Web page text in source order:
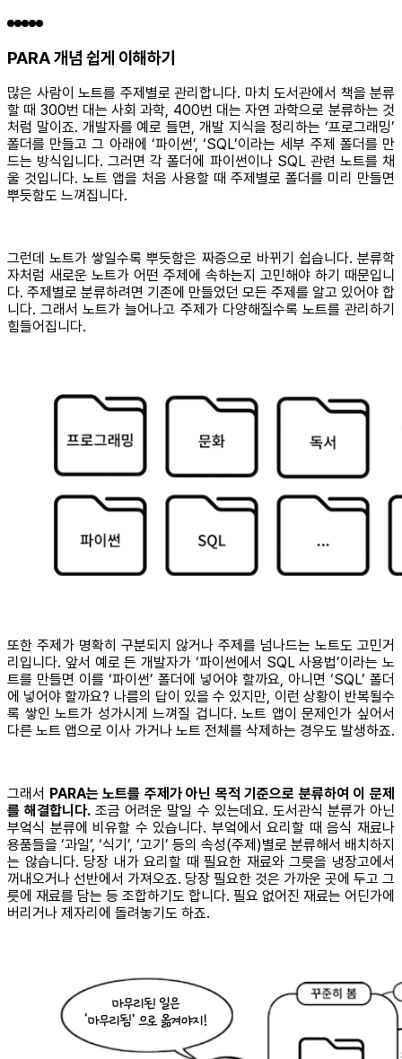
PARA 개념 쉽게 이해하기
많은 사람이 노트를 주제별로 관리합니다. 마치 도서관에서 책을 분류
할 때 300번 대는 사회 과학, 400번 대는 자연 과학으로 분류하는 것
처럼 말이죠. 개발자를 예로 들면, 개발 지식을 정리하는 ‘프로그래밍’
폴더를 만들고 그 아래에 ‘파이썬’, ‘SQL’이라는 세부 주제 폴더를 만
드는 방식입니다. 그러면 각 폴더에 파이썬이나 SQL 관련 노트를 채
울 것입니다. 노트 앱을 처음 사용할 때 주제별로 폴더를 미리 만들면
뿌듯함도 느껴집니다.
그런데 노트가 쌓일수록 뿌듯함은 짜증으로 바뀌기 쉽습니다. 분류학
자처럼 새로운 노트가 어떤 주제에 속하는지 고민해야 하기 때문입니
다. 주제별로 분류하려면 기존에 만들었던 모든 주제를 알고 있어야 합
니다. 그래서 노트가 늘어나고 주제가 다양해질수록 노트를 관리하기
힘들어집니다.
또한 주제가 명확히 구분되지 않거나 주제를 넘나드는 노트도 고민거
리입니다. 앞서 예로 든 개발자가 ‘파이썬에서 SQL 사용법’이라는 노
트를 만들면 이를 ‘파이썬’ 폴더에 넣어야 할까요, 아니면 ‘SQL’ 폴더
에 넣어야 할까요? 나름의 답이 있을 수 있지만, 이런 상황이 반복될수
록 쌓인 노트가 성가시게 느껴질 겁니다. 노트 앱이 문제인가 싶어서
다른 노트 앱으로 이사 가거나 노트 전체를 삭제하는 경우도 발생하죠.
그래서 PARA는 노트를 주제가 아닌 목적 기준으로 분류하여 이 문제
를 해결합니다. 조금 어려운 말일 수 있는데요. 도서관식 분류가 아닌
부엌식 분류에 비유할 수 있습니다. 부엌에서 요리할 때 음식 재료나
용품들을 ‘과일’, ‘식기’, ‘고기’ 등의 속성(주제)별로 분류해서 배치하지
는 않습니다. 당장 내가 요리할 때 필요한 재료와 그릇을 냉장고에서
꺼내오거나 선반에서 가져오죠. 당장 필요한 것은 가까운 곳에 두고 그
릇에 재료를 담는 등 조합하기도 합니다. 필요 없어진 재료는 어딘가에
버리거나 제자리에 돌려놓기도 하죠.